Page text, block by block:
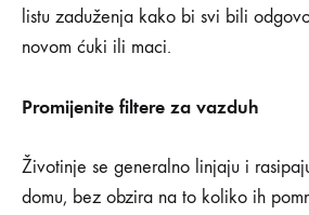
listu zaduženja kako bi svi bili
novom ćuki ili maci.
Promijenite filtere za vazduh
Životinje se generalno linjaju i
domu, bez obzira na to koliko ih